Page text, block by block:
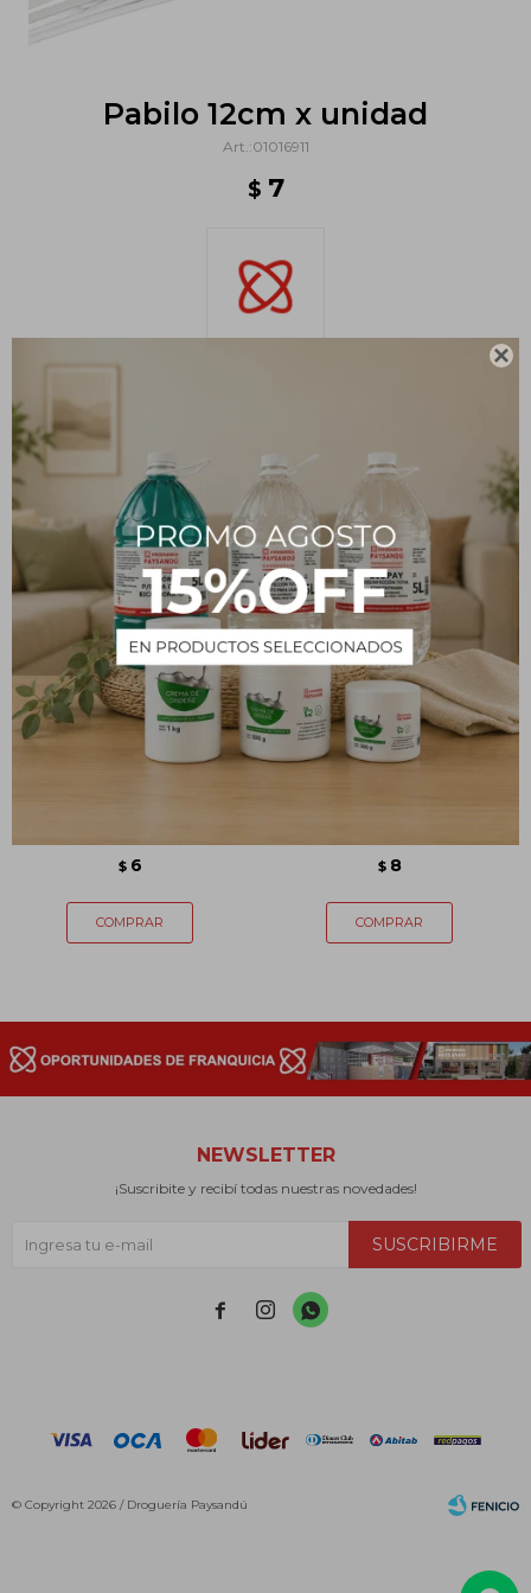

Pabilo 12cm x unidad
01016911
$ 7
PRODUCTOS QUE TE PUEDEN INTERESAR
$ 6 $ 8
NEWSLETTER
¡Suscribite y recibí todas nuestras novedades!
SUSCRIBIRME
  
© Copyright 2026 / Droguería Paysandú